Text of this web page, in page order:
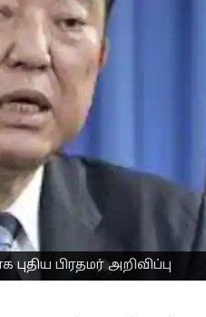
பிரதமர் அறிவிப்பு
அக்டோபர்
டெமாக்ரடிக்
நாடாளுமன்ற
ஃபியூமியோ